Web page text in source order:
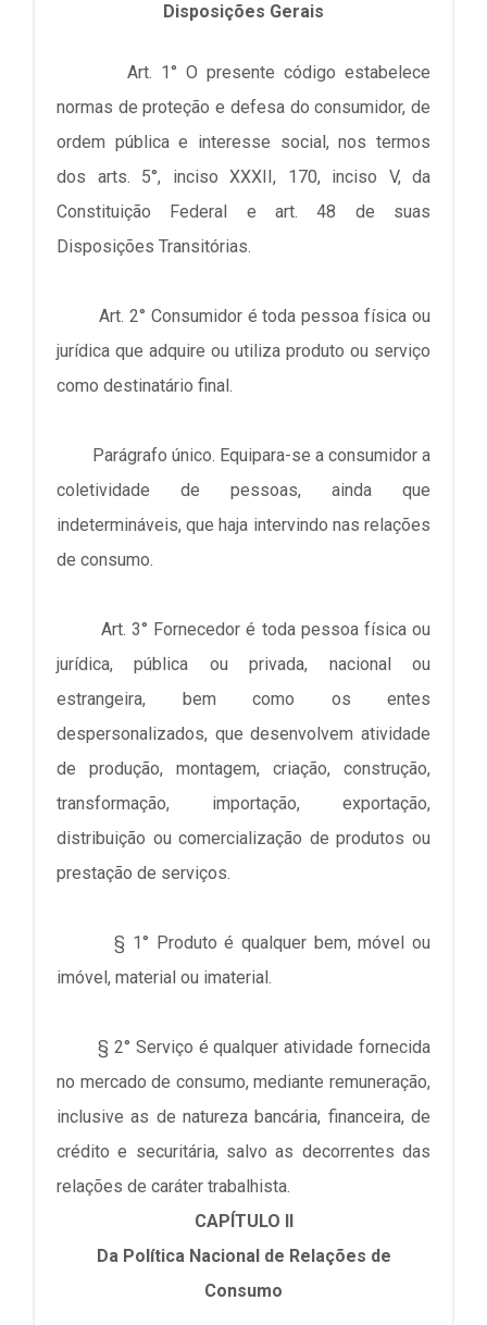
Disposições Gerais
Art. 1° O presente código estabelece
normas de proteção e defesa do consumidor, de
ordem pública e interesse social, nos termos
dos arts. 5°, inciso XXXII, 170, inciso V, da
Constituição Federal e art. 48 de suas
Disposições Transitórias.
Art. 2° Consumidor é toda pessoa física ou
jurídica que adquire ou utiliza produto ou serviço
como destinatário final.
Parágrafo único. Equipara-se a consumidor a
coletividade de pessoas, ainda que
indetermináveis, que haja intervindo nas relações
de consumo.
Art. 3° Fornecedor é toda pessoa física ou
jurídica, pública ou privada, nacional ou
estrangeira, bem como os entes
despersonalizados, que desenvolvem atividade
de produção, montagem, criação, construção,
transformação, importação, exportação,
distribuição ou comercialização de produtos ou
prestação de serviços.
§ 1° Produto é qualquer bem, móvel ou
imóvel, material ou imaterial.
§ 2° Serviço é qualquer atividade fornecida
no mercado de consumo, mediante remuneração,
inclusive as de natureza bancária, financeira, de
crédito e securitária, salvo as decorrentes das
relações de caráter trabalhista.
CAPÍTULO II
Da Política Nacional de Relações de
Consumo